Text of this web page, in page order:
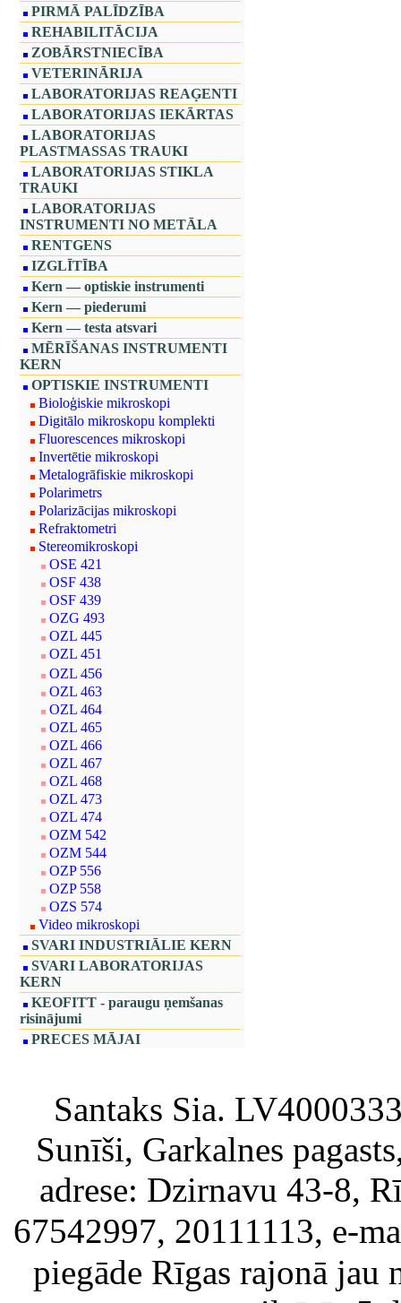
PIRMĀ PALĪDZĪBA
REHABILITĀCIJA
ZOBĀRSTNIECĪBA
VETERINĀRIJA
LABORATORIJAS REAĢENTI
LABORATORIJAS IEKĀRTAS
LABORATORIJAS
PLASTMASSAS TRAUKI
LABORATORIJAS STIKLA
TRAUKI
LABORATORIJAS
INSTRUMENTI NO METĀLA
RENTGENS
IZGLĪTĪBA
Kern — optiskie instrumenti
Kern — piederumi
Kern — testa atsvari
MĒRĪŠANAS INSTRUMENTI
KERN
OPTISKIE INSTRUMENTI
Bioloģiskie mikroskopi
Digitālo mikroskopu komplekti
Fluorescences mikroskopi
Invertētie mikroskopi
Metalogrāfiskie mikroskopi
Polarimetrs
Polarizācijas mikroskopi
Refraktometri
Stereomikroskopi
OSE 421
OSF 438
OSF 439
OZG 493
OZL 445
OZL 451
OZL 456
OZL 463
OZL 464
OZL 465
OZL 466
OZL 467
OZL 468
OZL 473
OZL 474
OZM 542
OZM 544
OZP 556
OZP 558
OZS 574
Video mikroskopi
SVARI INDUSTRIĀLIE KERN
SVARI LABORATORIJAS
KERN
KEOFITT - paraugu ņemšanas
risinājumi
PRECES MĀJAI
Santaks Sia.
Sunīši, Garkalnes
adrese: Dzirnavu 43-8,
67542997, 20111113, e-
piegāde Rīgas rajonā jau